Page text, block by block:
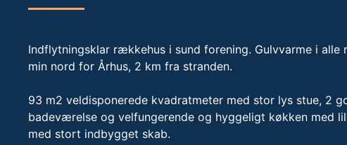
Indflytningsklar rækkehus i sund forening. Gulvvarme i alle
min nord for Århus, 2 km fra stranden.
93 m2 veldisponerede kvadratmeter med stor lys stue, 2
badeværelse og velfungerende og hyggeligt køkken med
med stort indbygget skab.